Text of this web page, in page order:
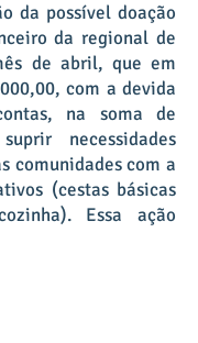
da possível doação
da regional de
de abril, que em
com a devida
na soma de
necessidades
comunidades com a
(cestas básicas
Essa ação